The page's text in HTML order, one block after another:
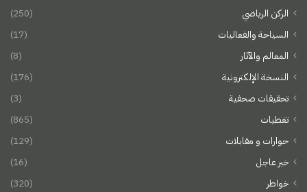
الركن الرياضي
(250)
السياحة والفعاليات
(17)
المعالم والآثار
(8)
النسخة الإلكترونية
(176)
تحقيقات صحفية
(3)
تغطيات
(865)
حوارات و مقابلات
(129)
خبر عاجل
(16)
خواطر
(320)